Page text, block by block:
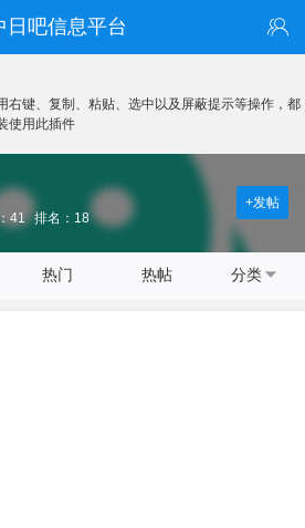
日吧信息平台
右键、复制、粘贴、选中以及屏蔽提示等操作，都
使用此插件
41 排名：18
+发帖
热门 热帖 分类